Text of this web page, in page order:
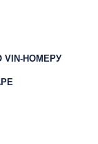
НОМЕРУ